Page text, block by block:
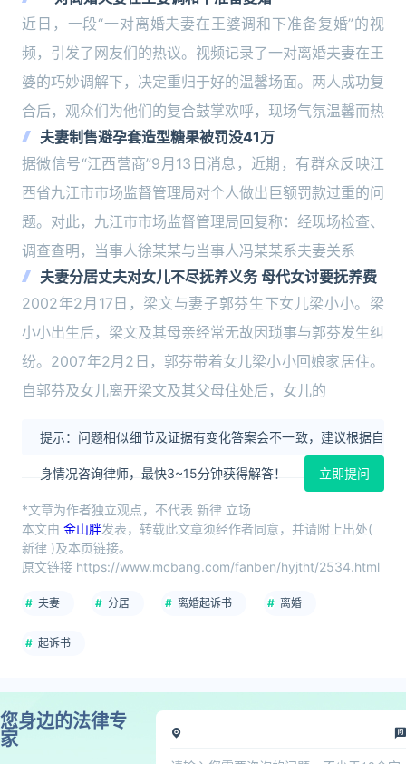
近日，一段“一对离婚夫妻在王婆调和下准备复婚”的视
频，引发了网友们的热议。视频记录了一对离婚夫妻在王
婆的巧妙调解下，决定重归于好的温馨场面。两人成功复
合后，观众们为他们的复合鼓掌欢呼，现场气氛温馨而热
夫妻制售避孕套造型糖果被罚没41万
据微信号“江西营商”9月13日消息，近期，有群众反映江
西省九江市市场监督管理局对个人做出巨额罚款过重的问
题。对此，九江市市场监督管理局回复称：经现场检查、
调查查明，当事人徐某某与当事人冯某某系夫妻关系
夫妻分居丈夫对女儿不尽抚养义务 母代女讨要抚养费
2002年2月17日，梁文与妻子郭芬生下女儿梁小小。梁
小小出生后，梁文及其母亲经常无故因琐事与郭芬发生纠
纷。2007年2月2日，郭芬带着女儿梁小小回娘家居住。
自郭芬及女儿离开梁文及其父母住处后，女儿的
提示：问题相似细节及证据有变化答案会不一致，建议根据自
身情况咨询律师，最快3~15分钟获得解答！ 立即提问
*文章为作者独立观点，不代表 新律 立场
本文由 金山胖发表，转载此文章须经作者同意，并请附上出处(
新律 )及本页链接。
原文链接 https://www.mcbang.com/fanben/hyjtht/2534.html
夫妻 分居 离婚起诉书 离婚
起诉书
您身边的法律专
家